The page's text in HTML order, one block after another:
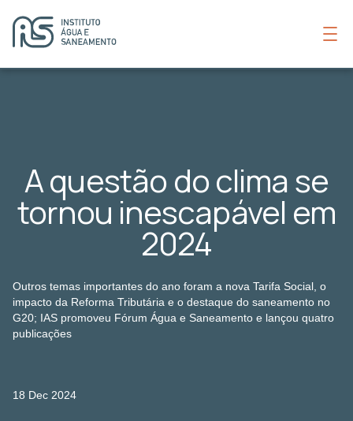
A questão do clima se
tornou inescapável em
2024
Outros temas importantes do ano foram a nova Tarifa Social, o
impacto da Reforma Tributária e o destaque do saneamento no
G20; IAS promoveu Fórum Água e Saneamento e lançou quatro
publicações
18 Dec 2024